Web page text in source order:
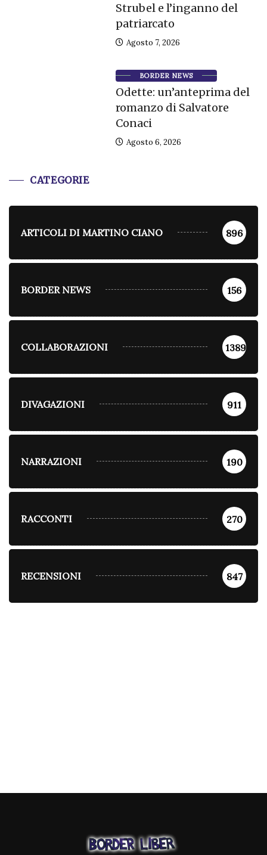
Strubel e l’inganno del
patriarcato
Agosto 7, 2026
BORDER NEWS
Odette: un’anteprima del
romanzo di Salvatore
Conaci
Agosto 6, 2026
CATEGORIE
ARTICOLI DI MARTINO CIANO 896
BORDER NEWS 156
COLLABORAZIONI 1389
DIVAGAZIONI 911
NARRAZIONI 190
RACCONTI 270
RECENSIONI 847